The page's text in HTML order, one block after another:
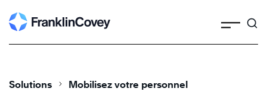
Skip
to
Solutions Mobilisez votre personnel